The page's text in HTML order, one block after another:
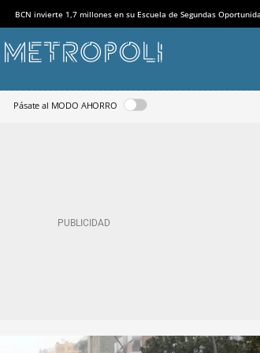
BCN invierte 1,7 millones en su Escuela de Segundas
Pásate al MODO AHORRO